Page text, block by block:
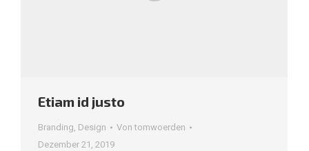
Etiam id justo
Branding, Design Vontomwoerden
Dezember 21, 2019